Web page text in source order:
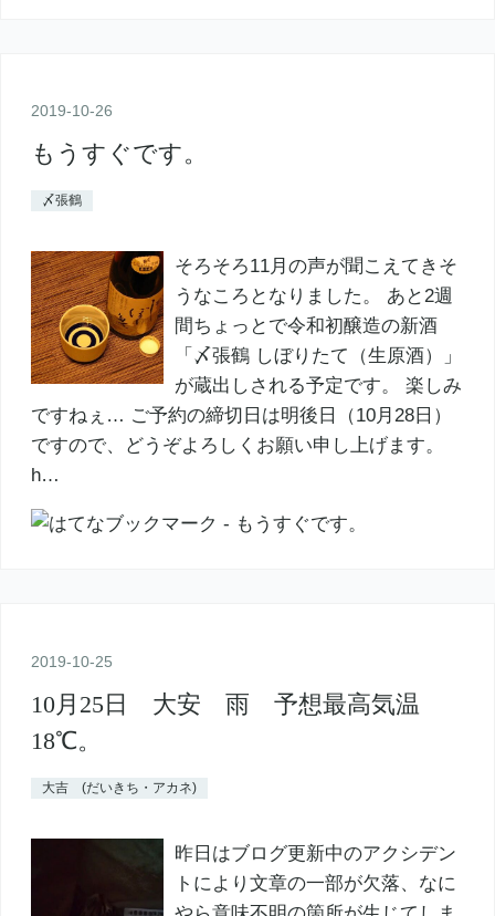
2019-10-26
もうすぐです。
〆張鶴
そろそろ11月の声が聞こえてきそ
うなころとなりました。 あと2週
間ちょっとで令和初醸造の新酒
「〆張鶴 しぼりたて（生原酒）」
が蔵出しされる予定です。 楽しみ
ですねぇ… ご予約の締切日は明後日（10月28日）
ですので、どうぞよろしくお願い申し上げます。
h…
2019-10-25
10月25日 大安 雨 予想最高気温
18℃。
大吉 (だいきち・アカネ)
昨日はブログ更新中のアクシデン
トにより文章の一部が欠落、なに